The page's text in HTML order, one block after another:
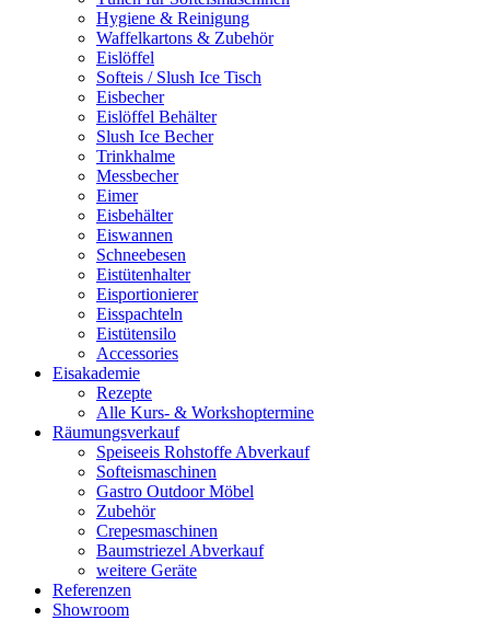
Hygiene & Reinigung
Waffelkartons & Zubehör
Eislöffel
Softeis / Slush Ice Tisch
Eisbecher
Eislöffel Behälter
Slush Ice Becher
Trinkhalme
Messbecher
Eimer
Eisbehälter
Eiswannen
Schneebesen
Eistütenhalter
Eisportionierer
Eisspachteln
Eistütensilo
Accessories
Eisakademie
Rezepte
Alle Kurs- & Workshoptermine
Räumungsverkauf
Speiseeis Rohstoffe Abverkauf
Softeismaschinen
Gastro Outdoor Möbel
Zubehör
Crepesmaschinen
Baumstriezel Abverkauf
weitere Geräte
Referenzen
Showroom